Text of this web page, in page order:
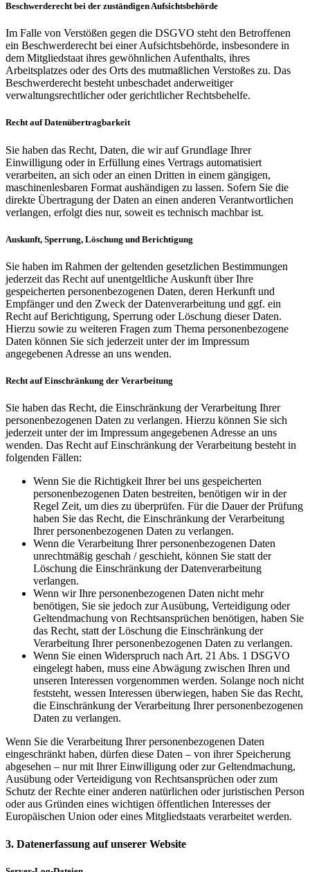
Beschwerderecht bei der zuständigen Aufsichtsbehörde
Im Falle von Verstößen gegen die DSGVO steht den Betroffenen
ein Beschwerderecht bei einer Aufsichtsbehörde, insbesondere in
dem Mitgliedstaat ihres gewöhnlichen Aufenthalts, ihres
Arbeitsplatzes oder des Orts des mutmaßlichen Verstoßes zu. Das
Beschwerderecht besteht unbeschadet anderweitiger
verwaltungsrechtlicher oder gerichtlicher Rechtsbehelfe.
Recht auf Datenübertragbarkeit
Sie haben das Recht, Daten, die wir auf Grundlage Ihrer
Einwilligung oder in Erfüllung eines Vertrags automatisiert
verarbeiten, an sich oder an einen Dritten in einem gängigen,
maschinenlesbaren Format aushändigen zu lassen. Sofern Sie die
direkte Übertragung der Daten an einen anderen Verantwortlichen
verlangen, erfolgt dies nur, soweit es technisch machbar ist.
Auskunft, Sperrung, Löschung und Berichtigung
Sie haben im Rahmen der geltenden gesetzlichen Bestimmungen
jederzeit das Recht auf unentgeltliche Auskunft über Ihre
gespeicherten personenbezogenen Daten, deren Herkunft und
Empfänger und den Zweck der Datenverarbeitung und ggf. ein
Recht auf Berichtigung, Sperrung oder Löschung dieser Daten.
Hierzu sowie zu weiteren Fragen zum Thema personenbezogene
Daten können Sie sich jederzeit unter der im Impressum
angegebenen Adresse an uns wenden.
Recht auf Einschränkung der Verarbeitung
Sie haben das Recht, die Einschränkung der Verarbeitung Ihrer
personenbezogenen Daten zu verlangen. Hierzu können Sie sich
jederzeit unter der im Impressum angegebenen Adresse an uns
wenden. Das Recht auf Einschränkung der Verarbeitung besteht in
folgenden Fällen:
Wenn Sie die Richtigkeit Ihrer bei uns gespeicherten
personenbezogenen Daten bestreiten, benötigen wir in der
Regel Zeit, um dies zu überprüfen. Für die Dauer der Prüfung
haben Sie das Recht, die Einschränkung der Verarbeitung
Ihrer personenbezogenen Daten zu verlangen.
Wenn die Verarbeitung Ihrer personenbezogenen Daten
unrechtmäßig geschah / geschieht, können Sie statt der
Löschung die Einschränkung der Datenverarbeitung
verlangen.
Wenn wir Ihre personenbezogenen Daten nicht mehr
benötigen, Sie sie jedoch zur Ausübung, Verteidigung oder
Geltendmachung von Rechtsansprüchen benötigen, haben Sie
das Recht, statt der Löschung die Einschränkung der
Verarbeitung Ihrer personenbezogenen Daten zu verlangen.
Wenn Sie einen Widerspruch nach Art. 21 Abs. 1 DSGVO
eingelegt haben, muss eine Abwägung zwischen Ihren und
unseren Interessen vorgenommen werden. Solange noch nicht
feststeht, wessen Interessen überwiegen, haben Sie das Recht,
die Einschränkung der Verarbeitung Ihrer personenbezogenen
Daten zu verlangen.
Wenn Sie die Verarbeitung Ihrer personenbezogenen Daten
eingeschränkt haben, dürfen diese Daten – von ihrer Speicherung
abgesehen – nur mit Ihrer Einwilligung oder zur Geltendmachung,
Ausübung oder Verteidigung von Rechtsansprüchen oder zum
Schutz der Rechte einer anderen natürlichen oder juristischen Person
oder aus Gründen eines wichtigen öffentlichen Interesses der
Europäischen Union oder eines Mitgliedstaats verarbeitet werden.
3. Datenerfassung auf unserer Website